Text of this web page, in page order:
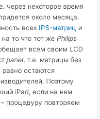
через некоторое время
около месяца.
всех IPS-матриц и
то что тот жеPhilips
всем своим LCD
panel, т.е. матрицы без
равно остаются
Поэтому
iPad, если на нем
процедуру повторяем